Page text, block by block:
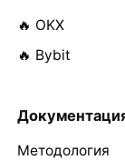
🔥 OKX
🔥 Bybit
Методология